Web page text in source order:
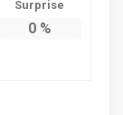
Surprise
0%